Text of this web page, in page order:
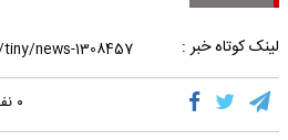
لینک کوتاه خبر :
۰